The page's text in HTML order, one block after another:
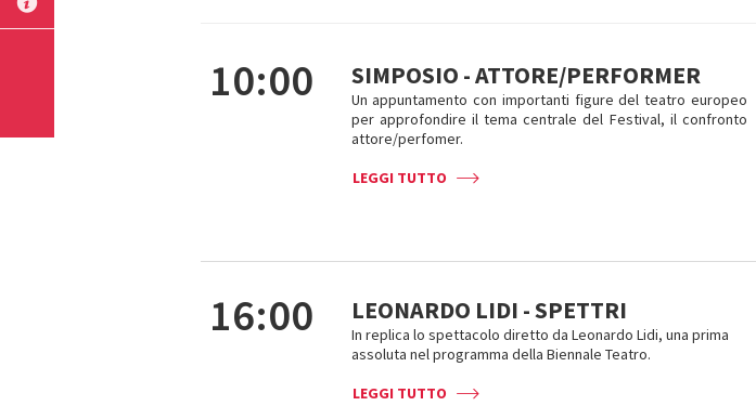
INVIA
10:00 SIMPOSIO - ATTORE/PERFORMER
Un appuntamento con importanti figure del teatro europeo
per approfondire il tema centrale del Festival, il confronto
attore/perfomer.
LEGGI TUTTO
16:00 LEONARDO LIDI - SPETTRI
In replica lo spettacolo diretto da Leonardo Lidi, una prima
assoluta nel programma della Biennale Teatro.
LEGGI TUTTO